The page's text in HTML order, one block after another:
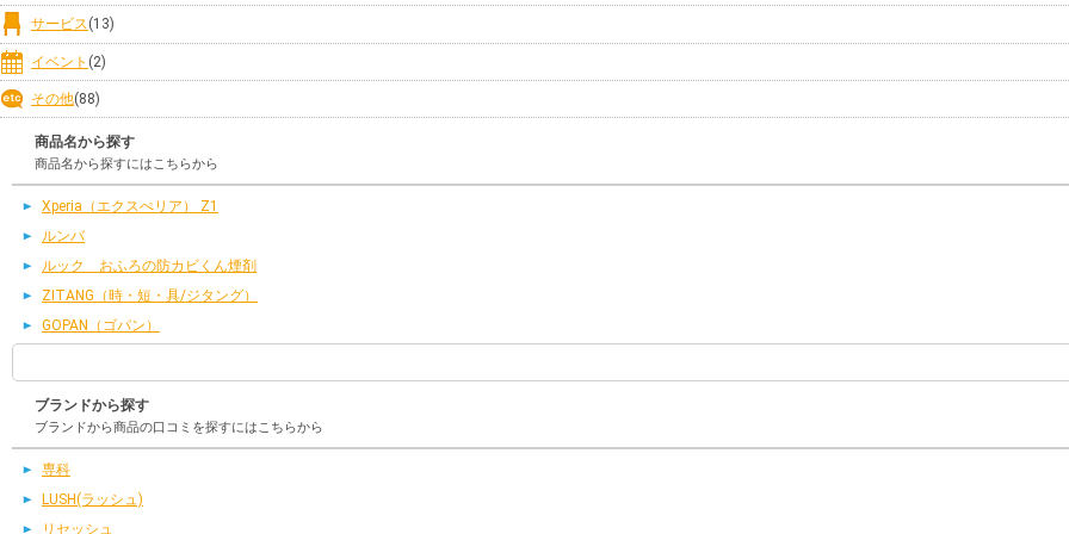
サービス(13)
イベント (2)
その他(88)
商品名から探す
商品名から探すにはこちらから
Xperia（エクスぺリア） Z1
ルンバ
ルック おふろの防カビくん煙剤
ZITANG（時・短・具/ジタング）
GOPAN（ゴパン）
ブランドから探す
ブランドから商品の口コミを探すにはこちらから
専科
LUSH(ラッシュ)
リセッシュ